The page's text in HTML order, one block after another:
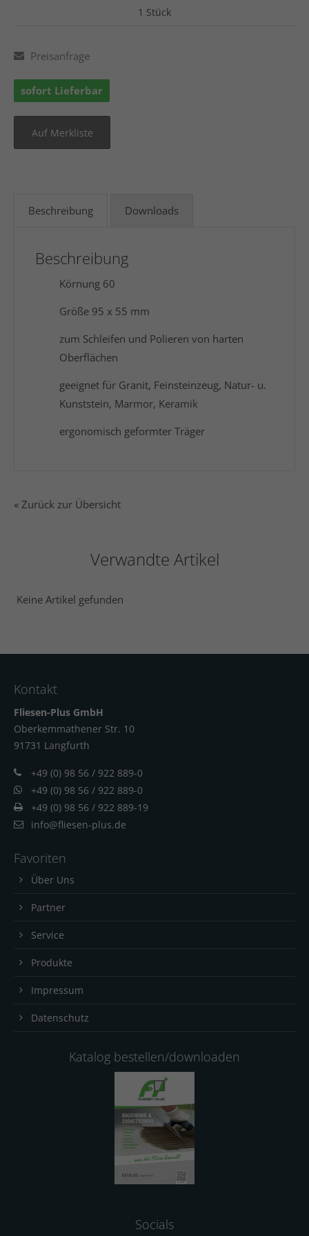
1 Stück
Preisanfrage
sofort Lieferbar
Beschreibung Downloads
Beschreibung
Körnung 60
Größe 95 x 55 mm
zum Schleifen und Polieren von harten
Oberflächen
geeignet für Granit, Feinsteinzeug, Natur- u.
Kunststein, Marmor, Keramik
ergonomisch geformter Träger
« Zurück zur Übersicht
Verwandte Artikel
Keine Artikel gefunden
Kontakt
Fliesen-Plus GmbH
Oberkemmathener Str. 10
91731 Langfurth
+49 (0) 98 56 / 922 889-0
+49 (0) 98 56 / 922 889-0
+49 (0) 98 56 / 922 889-19
info@fliesen-plus.de
Favoriten
Über Uns
Partner
Service
Produkte
Impressum
Datenschutz
Katalog bestellen/downloaden
Socials